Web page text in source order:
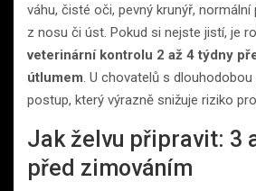
váhu, čisté oči, pevný krunýř,
z nosu či úst. Pokud si nejste jistí, je
veterinární kontrolu 2 až 4 týdny
útlumem . U chovatelů s
postup, který výrazně snižuje riziko
Jak želvu připravit: 3
před zimováním